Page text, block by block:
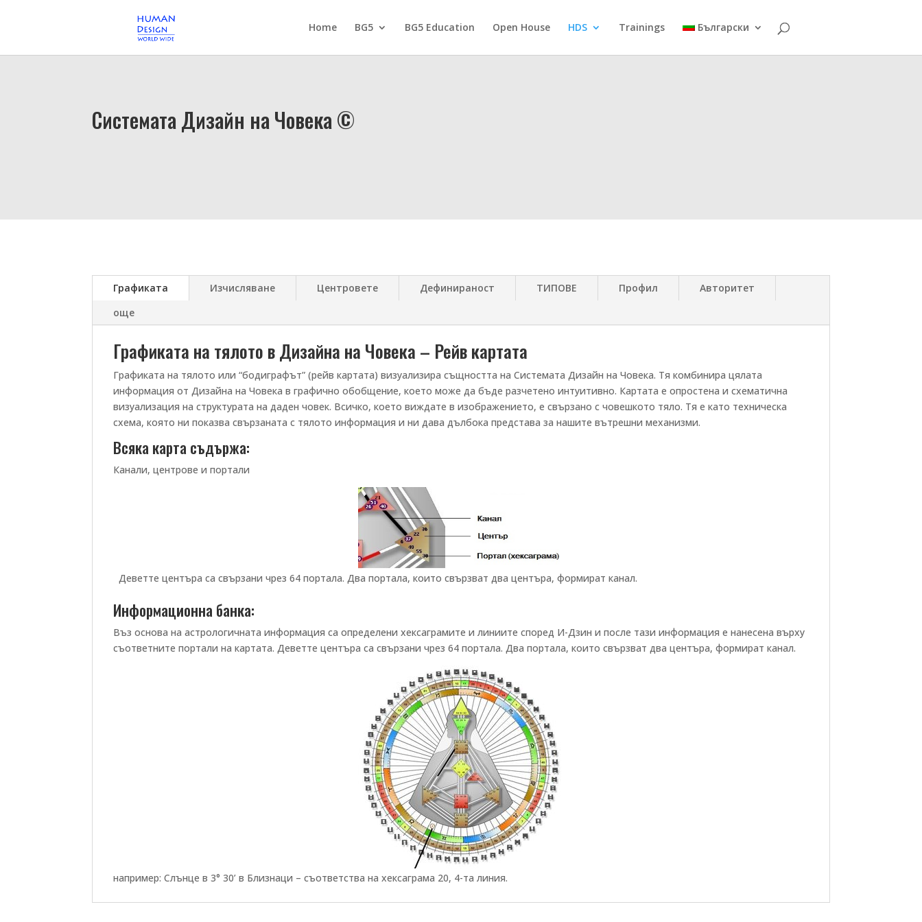
Home BG5 BG5 Education Open House HDS Trainings Български
Системата Дизайн на Човека ©
Графиката Изчисляване Центровете Дефинираност ТИПОВЕ Профил
Авторитет
още
Графиката на тялото в Дизайна на Човека – Рейв картата
Графиката на тялото или “бодиграфът” (рейв картата) визуализира същността на Системата Дизайн на Човека. Тя комбинира цялата
информация от Дизайна на Човека в графично обобщение, което може да бъде разчетено интуитивно. Картата е опростена и схематична
визуализация на структурата на даден човек. Всичко, което виждате в изображението, е свързано с човешкото тяло. Тя е като техническа
схема, която ни показва свързаната с тялото информация и ни дава дълбока представа за нашите вътрешни механизми.
Всяка карта съдържа:
Канали, центрове и портали
Деветте центъра са свързани чрез 64 портала. Два портала, които свързват два центъра, формират канал.
Информационна банка:
Въз основа на астрологичната информация са определени хексаграмите и линиите според И-Дзин и после тази информация е нанесена върху
съответните портали на картата. Деветте центъра са свързани чрез 64 портала. Два портала, които свързват два центъра, формират канал.
например: Слънце в 3° 30’ в Близнаци – съответства на хексаграма 20, 4-та линия.